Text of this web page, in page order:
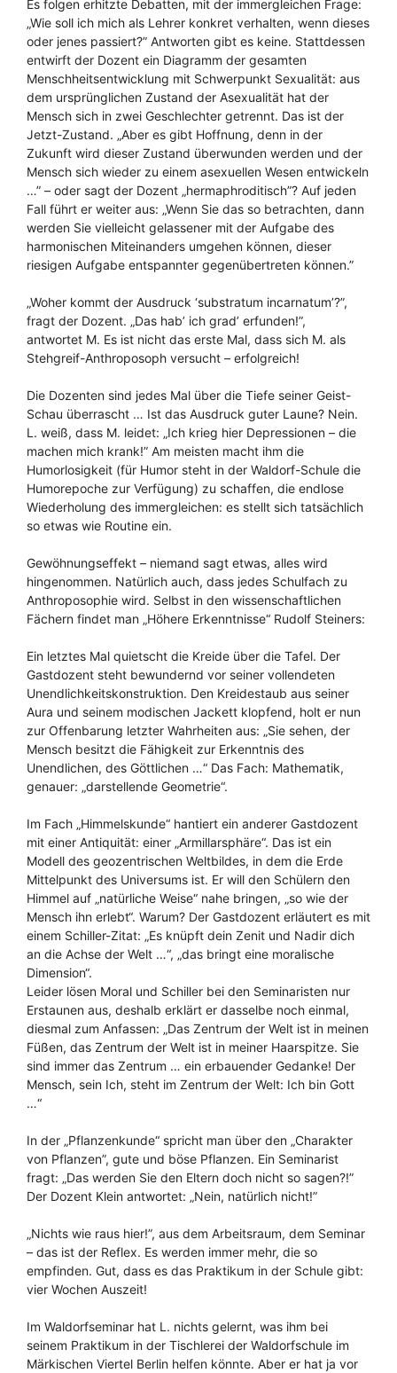
Es folgen erhitzte Debatten, mit der immergleichen Frage:
„Wie soll ich mich als Lehrer konkret verhalten, wenn dieses
oder jenes passiert?” Antworten gibt es keine. Stattdessen
entwirft der Dozent ein Diagramm der gesamten
Menschheitsentwicklung mit Schwerpunkt Sexualität: aus
dem ursprünglichen Zustand der Asexualität hat der
Mensch sich in zwei Geschlechter getrennt. Das ist der
Jetzt-Zustand. „Aber es gibt Hoffnung, denn in der
Zukunft wird dieser Zustand überwunden werden und der
Mensch sich wieder zu einem asexuellen Wesen entwickeln
…” – oder sagt der Dozent „hermaphroditisch”? Auf jeden
Fall führt er weiter aus: „Wenn Sie das so betrachten, dann
werden Sie vielleicht gelassener mit der Aufgabe des
harmonischen Miteinanders umgehen können, dieser
riesigen Aufgabe entspannter gegenübertreten können.”
„Woher kommt der Ausdruck ‘substratum incarnatum’?”,
fragt der Dozent. „Das hab’ ich grad’ erfunden!”,
antwortet M. Es ist nicht das erste Mal, dass sich M. als
Stehgreif-Anthroposoph versucht – erfolgreich!
Die Dozenten sind jedes Mal über die Tiefe seiner Geist-
Schau überrascht … Ist das Ausdruck guter Laune? Nein.
L. weiß, dass M. leidet: „Ich krieg hier Depressionen – die
machen mich krank!” Am meisten macht ihm die
Humorlosigkeit (für Humor steht in der Waldorf-Schule die
Humorepoche zur Verfügung) zu schaffen, die endlose
Wiederholung des immergleichen: es stellt sich tatsächlich
so etwas wie Routine ein.
Gewöhnungseffekt – niemand sagt etwas, alles wird
hingenommen. Natürlich auch, dass jedes Schulfach zu
Anthroposophie wird. Selbst in den wissenschaftlichen
Fächern findet man „Höhere Erkenntnisse“ Rudolf Steiners:
Ein letztes Mal quietscht die Kreide über die Tafel. Der
Gastdozent steht bewundernd vor seiner vollendeten
Unendlichkeitskonstruktion. Den Kreidestaub aus seiner
Aura und seinem modischen Jackett klopfend, holt er nun
zur Offenbarung letzter Wahrheiten aus: „Sie sehen, der
Mensch besitzt die Fähigkeit zur Erkenntnis des
Unendlichen, des Göttlichen …“ Das Fach: Mathematik,
genauer: „darstellende Geometrie“.
Im Fach „Himmelskunde“ hantiert ein anderer Gastdozent
mit einer Antiquität: einer „Armillarsphäre“. Das ist ein
Modell des geozentrischen Weltbildes, in dem die Erde
Mittelpunkt des Universums ist. Er will den Schülern den
Himmel auf „natürliche Weise“ nahe bringen, „so wie der
Mensch ihn erlebt“. Warum? Der Gastdozent erläutert es mit
einem Schiller-Zitat: „Es knüpft dein Zenit und Nadir dich
an die Achse der Welt …“, „das bringt eine moralische
Dimension“.
Leider lösen Moral und Schiller bei den Seminaristen nur
Erstaunen aus, deshalb erklärt er dasselbe noch einmal,
diesmal zum Anfassen: „Das Zentrum der Welt ist in meinen
Füßen, das Zentrum der Welt ist in meiner Haarspitze. Sie
sind immer das Zentrum … ein erbauender Gedanke! Der
Mensch, sein Ich, steht im Zentrum der Welt: Ich bin Gott
…“
In der „Pflanzenkunde“ spricht man über den „Charakter
von Pflanzen”, gute und böse Pflanzen. Ein Seminarist
fragt: „Das werden Sie den Eltern doch nicht so sagen?!”
Der Dozent Klein antwortet: „Nein, natürlich nicht!”
„Nichts wie raus hier!”, aus dem Arbeitsraum, dem Seminar
– das ist der Reflex. Es werden immer mehr, die so
empfinden. Gut, dass es das Praktikum in der Schule gibt:
vier Wochen Auszeit!
Im Waldorfseminar hat L. nichts gelernt, was ihm bei
seinem Praktikum in der Tischlerei der Waldorfschule im
Märkischen Viertel Berlin helfen könnte. Aber er hat ja vor